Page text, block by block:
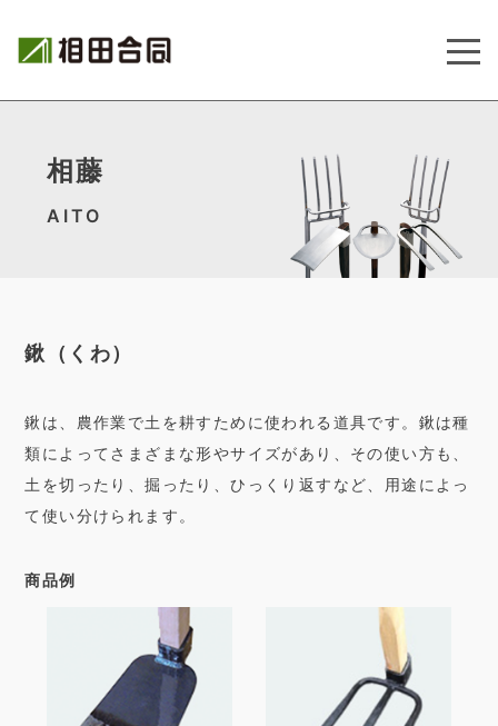
相藤
AITO
鍬（くわ）
鍬は、農作業で土を耕すために使われる道具です。鍬は種
類によってさまざまな形やサイズがあり、その使い方も、
土を切ったり、掘ったり、ひっくり返すなど、用途によっ
て使い分けられます。
商品例